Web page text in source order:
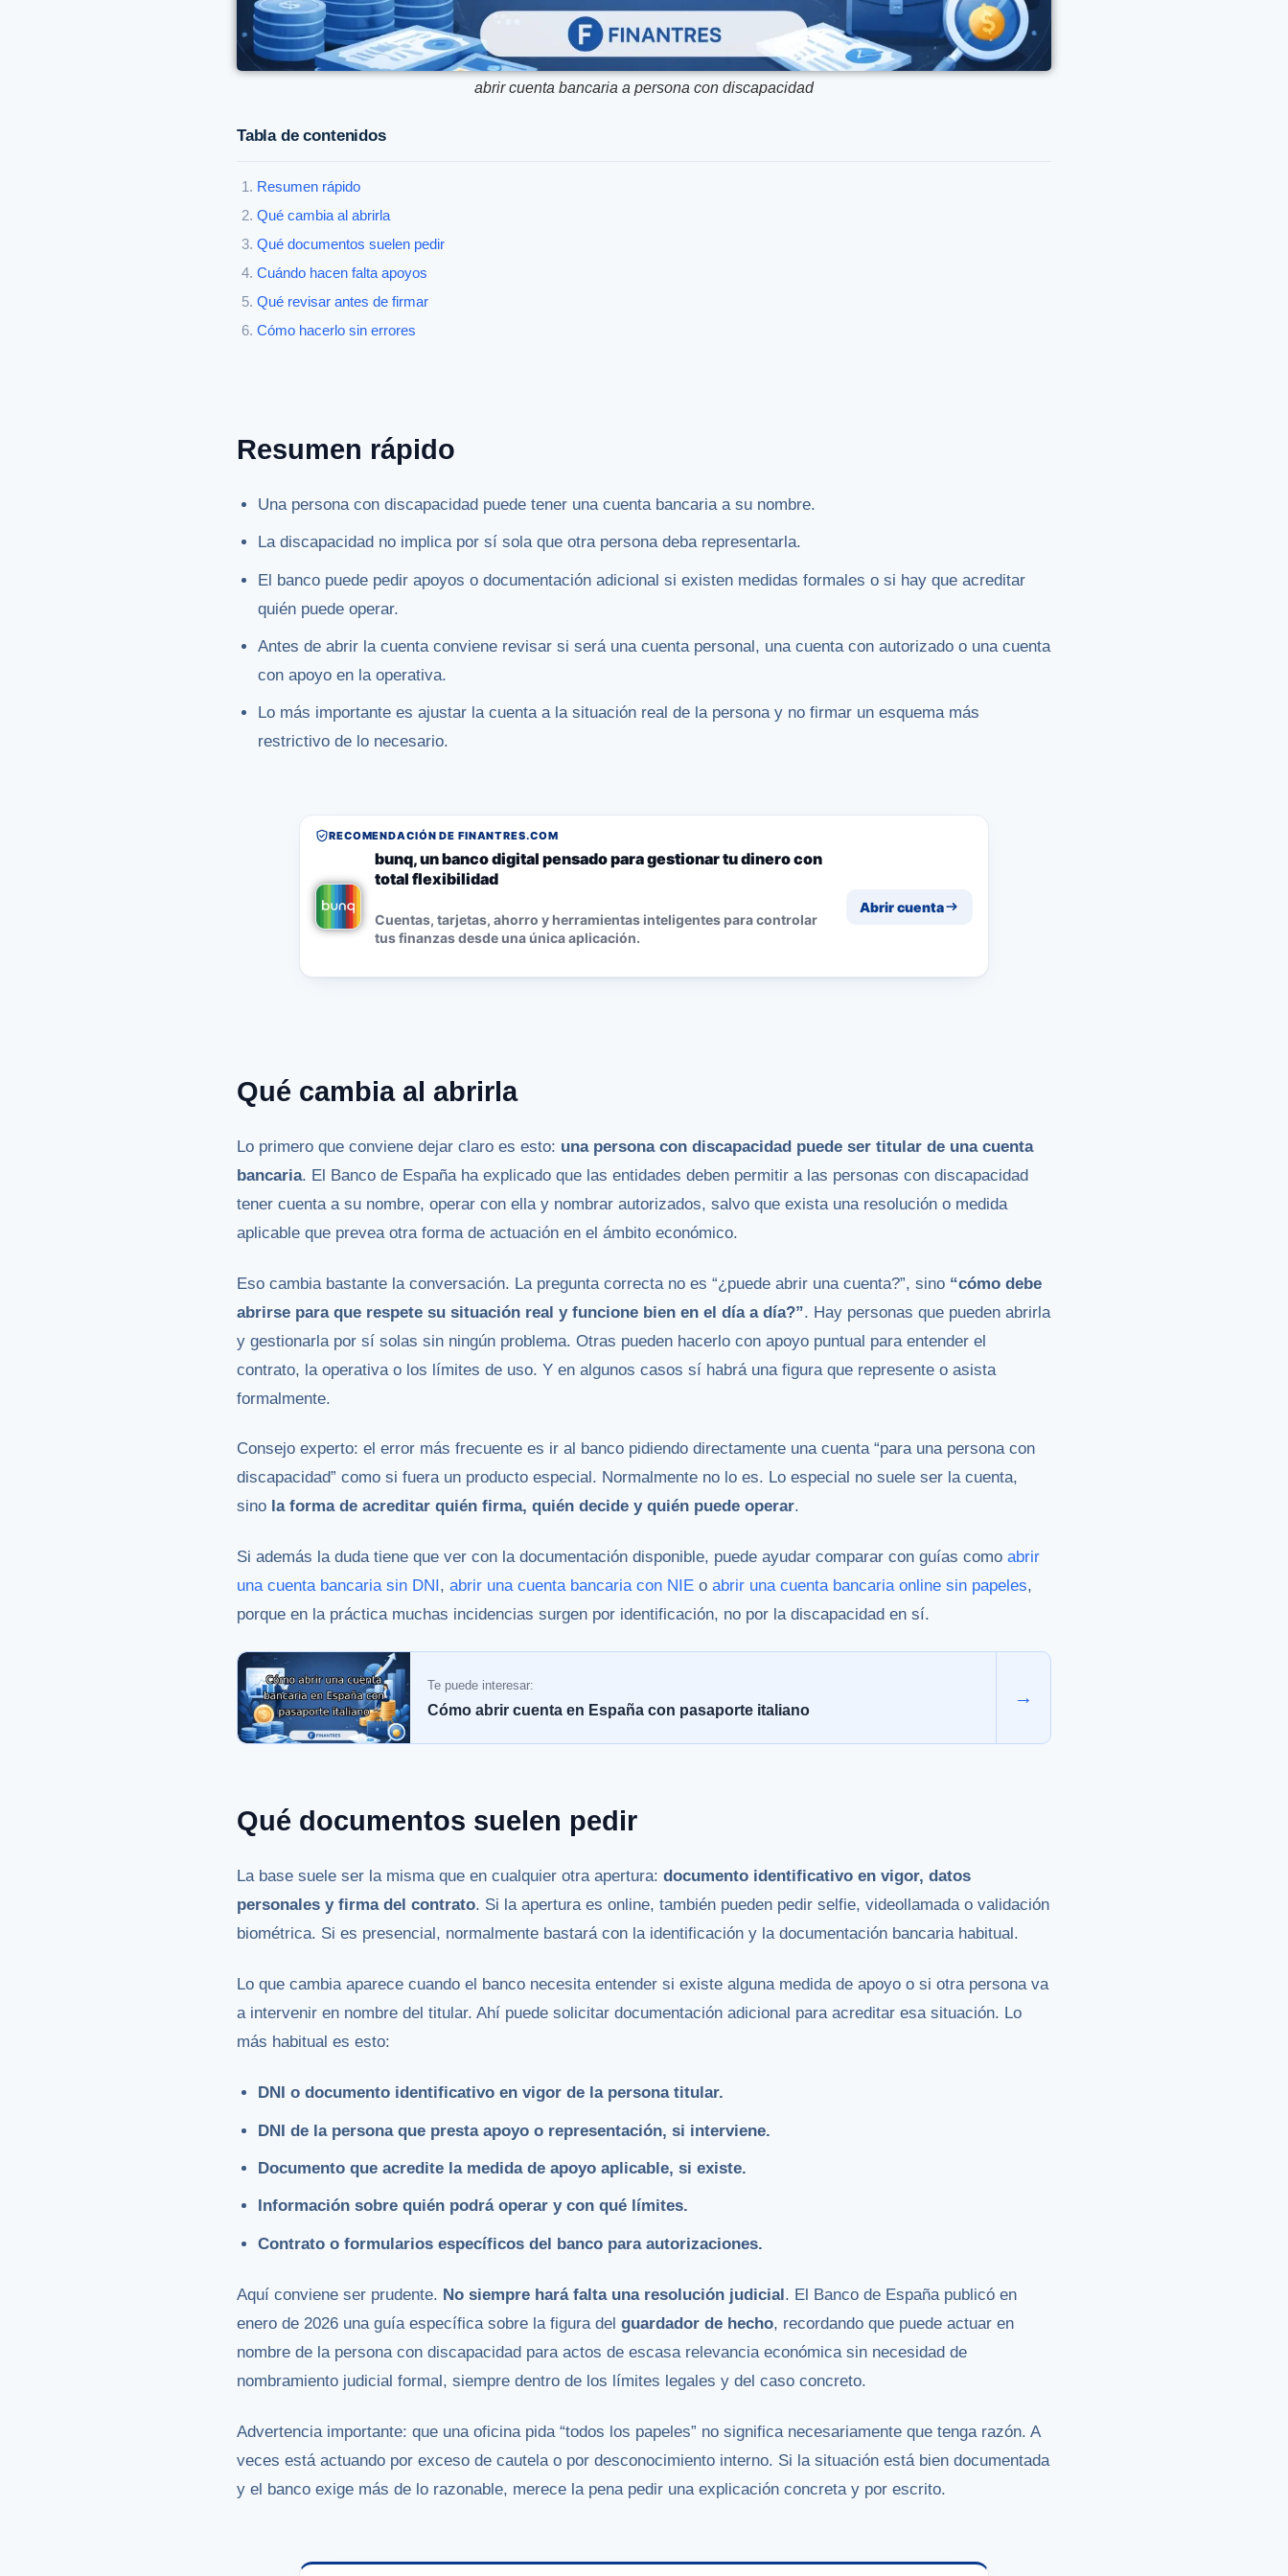
abrir cuenta bancaria a persona con discapacidad
Tabla de contenidos
Resumen rápido
Qué cambia al abrirla
Qué documentos suelen pedir
Cuándo hacen falta apoyos
Qué revisar antes de firmar
Cómo hacerlo sin errores
Resumen rápido
Una persona con discapacidad puede tener una cuenta bancaria a su nombre.
La discapacidad no implica por sí sola que otra persona deba representarla.
El banco puede pedir apoyos o documentación adicional si existen medidas formales o si hay que acreditar
quién puede operar.
Antes de abrir la cuenta conviene revisar si será una cuenta personal, una cuenta con autorizado o una cuenta
con apoyo en la operativa.
Lo más importante es ajustar la cuenta a la situación real de la persona y no firmar un esquema más
restrictivo de lo necesario.
RECOMENDACIÓN DE FINANTRES.COM
bunq, un banco digital pensado para gestionar tu dinero con
total flexibilidad
Cuentas, tarjetas, ahorro y herramientas inteligentes para controlar
tus finanzas desde una única aplicación.
Abrir cuenta
Qué cambia al abrirla
Lo primero que conviene dejar claro es esto: una persona con discapacidad puede ser titular de una cuenta
bancaria. El Banco de España ha explicado que las entidades deben permitir a las personas con discapacidad
tener cuenta a su nombre, operar con ella y nombrar autorizados, salvo que exista una resolución o medida
aplicable que prevea otra forma de actuación en el ámbito económico.
Eso cambia bastante la conversación. La pregunta correcta no es “¿puede abrir una cuenta?”, sino “cómo debe
abrirse para que respete su situación real y funcione bien en el día a día?”. Hay personas que pueden abrirla
y gestionarla por sí solas sin ningún problema. Otras pueden hacerlo con apoyo puntual para entender el
contrato, la operativa o los límites de uso. Y en algunos casos sí habrá una figura que represente o asista
formalmente.
Consejo experto: el error más frecuente es ir al banco pidiendo directamente una cuenta “para una persona con
discapacidad” como si fuera un producto especial. Normalmente no lo es. Lo especial no suele ser la cuenta,
sino la forma de acreditar quién firma, quién decide y quién puede operar.
Si además la duda tiene que ver con la documentación disponible, puede ayudar comparar con guías como abrir
una cuenta bancaria sin DNI , abrir una cuenta bancaria con NIE o abrir una cuenta bancaria online sin papeles,
porque en la práctica muchas incidencias surgen por identificación, no por la discapacidad en sí.
Te puede interesar:
Cómo abrir cuenta en España con pasaporte italiano
→
Qué documentos suelen pedir
La base suele ser la misma que en cualquier otra apertura: documento identificativo en vigor, datos
personales y firma del contrato. Si la apertura es online, también pueden pedir selfie, videollamada o validación
biométrica. Si es presencial, normalmente bastará con la identificación y la documentación bancaria habitual.
Lo que cambia aparece cuando el banco necesita entender si existe alguna medida de apoyo o si otra persona va
a intervenir en nombre del titular. Ahí puede solicitar documentación adicional para acreditar esa situación. Lo
más habitual es esto:
DNI o documento identificativo en vigor de la persona titular.
DNI de la persona que presta apoyo o representación, si interviene.
Documento que acredite la medida de apoyo aplicable, si existe.
Información sobre quién podrá operar y con qué límites.
Contrato o formularios específicos del banco para autorizaciones.
Aquí conviene ser prudente. No siempre hará falta una resolución judicial. El Banco de España publicó en
enero de 2026 una guía específica sobre la figura del guardador de hecho, recordando que puede actuar en
nombre de la persona con discapacidad para actos de escasa relevancia económica sin necesidad de
nombramiento judicial formal, siempre dentro de los límites legales y del caso concreto.
Advertencia importante: que una oficina pida “todos los papeles” no significa necesariamente que tenga razón. A
veces está actuando por exceso de cautela o por desconocimiento interno. Si la situación está bien documentada
y el banco exige más de lo razonable, merece la pena pedir una explicación concreta y por escrito.